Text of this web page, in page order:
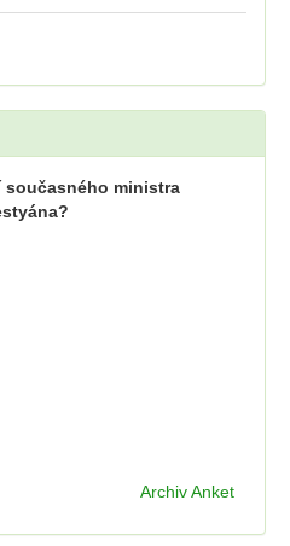
ministra
Archiv Anket